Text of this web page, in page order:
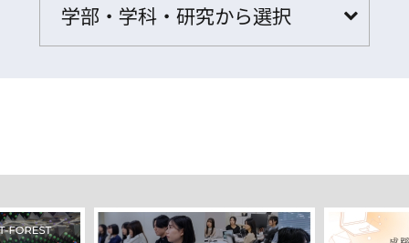
学部・学科・研究から選択